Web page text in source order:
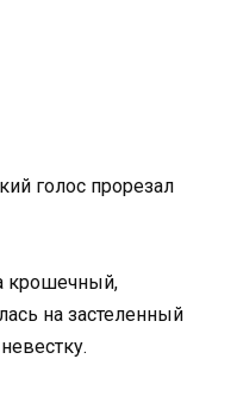
голос прорезал
крошечный,
на застеленный